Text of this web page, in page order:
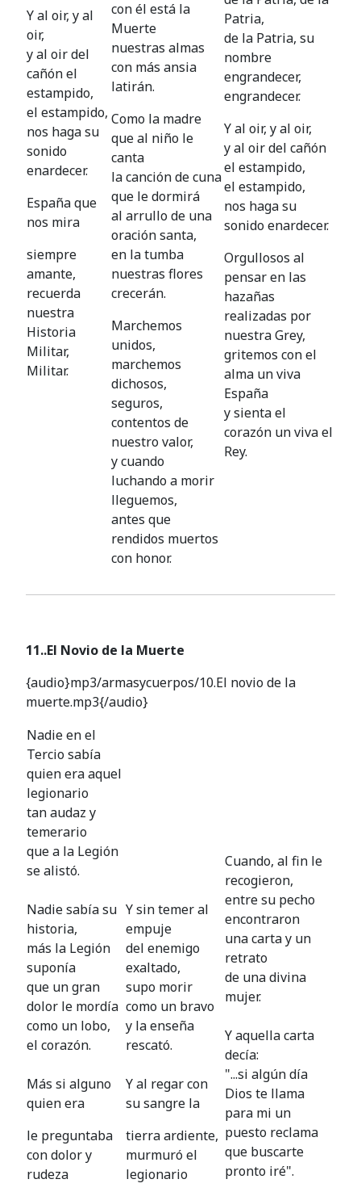
Y al oir, y al
oir,
y al oir del
cañón el
estampido,
el estampido,
nos haga su
sonido
enardecer.
España que
nos mira
siempre
amante,
recuerda
nuestra
Historia
Militar,
Militar.
con él está la
Muerte
nuestras almas
con más ansia
latirán.
Como la madre
que al niño le
canta
la canción de cuna
que le dormirá
al arrullo de una
oración santa,
en la tumba
nuestras flores
crecerán.
Marchemos
unidos,
marchemos
dichosos,
seguros,
contentos de
nuestro valor,
y cuando
luchando a morir
lleguemos,
antes que
rendidos muertos
con honor.
Patria,
de la Patria, su
nombre
engrandecer,
engrandecer.
Y al oir, y al oir,
y al oir del cañón
el estampido,
el estampido,
nos haga su
sonido enardecer.
Orgullosos al
pensar en las
hazañas
realizadas por
nuestra Grey,
gritemos con el
alma un viva
España
y sienta el
corazón un viva el
Rey.
11..El Novio de la Muerte
{audio}mp3/armasycuerpos/10.El novio de la
muerte.mp3{/audio}
Nadie en el
Tercio sabía
quien era aquel
legionario
tan audaz y
temerario
que a la Legión
se alistó.
Nadie sabía su
historia,
más la Legión
suponía
que un gran
dolor le mordía
como un lobo,
el corazón.
Más si alguno
quien era
le preguntaba
con dolor y
rudeza
Y sin temer al
empuje
del enemigo
exaltado,
supo morir
como un bravo
y la enseña
rescató.
Y al regar con
su sangre la
tierra ardiente,
murmuró el
legionario
Cuando, al fin le
recogieron,
entre su pecho
encontraron
una carta y un
retrato
de una divina
mujer.
Y aquella carta
decía:
"...si algún día
Dios te llama
para mi un
puesto reclama
que buscarte
pronto iré".